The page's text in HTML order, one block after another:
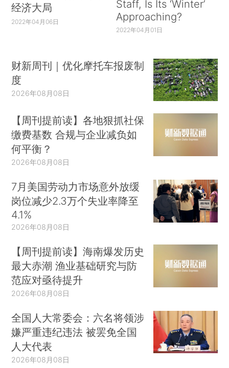
经济大局
2022年04月06日
Staff, Is Its ‘Winter’
Approaching?
2022年04月01日
财新周刊｜优化摩托车报废制
度
2026年08月08日
【周刊提前读】各地狠抓社保
缴费基数 合规与企业减负如
何平衡？
2026年08月08日
7月美国劳动力市场意外放缓
岗位减少2.3万个失业率降至
4.1%
2026年08月08日
【周刊提前读】海南爆发历史
最大赤潮 渔业基础研究与防
范应对亟待提升
2026年08月08日
全国人大常委会：六名将领涉
嫌严重违纪违法 被罢免全国
人大代表
2026年08月08日